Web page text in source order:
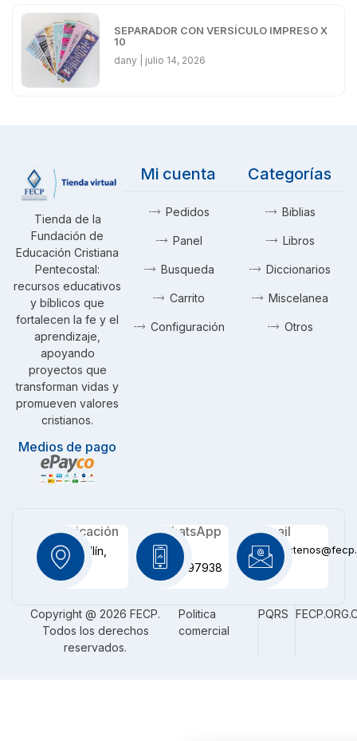
SEPARADOR CON VERSÍCULO IMPRESO X
10
dany julio 14, 2026
Tienda de la
Fundación de
Educación Cristiana
Pentecostal:
recursos educativos
y bíblicos que
fortalecen la fe y el
aprendizaje,
apoyando
proyectos que
transforman vidas y
promueven valores
cristianos.
Medios de pago
Mi cuenta
Pedidos
Panel
Busqueda
Carrito
Configuración
Categorías
Biblias
Libros
Diccionarios
Miscelanea
Otros
Ubicación
Medellín,
CO
WhatsApp
+57
3116097938
Email
Copyright @ 2026 FECP.
Todos los derechos
reservados.
Politica
comercial
PQRS